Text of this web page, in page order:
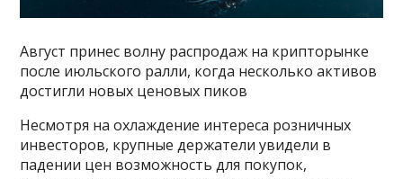
Август принес волну распродаж на крипторынке
после июльского ралли, когда несколько активов
достигли новых ценовых пиков
Несмотря на охлаждение интереса розничных
инвесторов, крупные держатели увидели в
падении цен возможность для покупок,